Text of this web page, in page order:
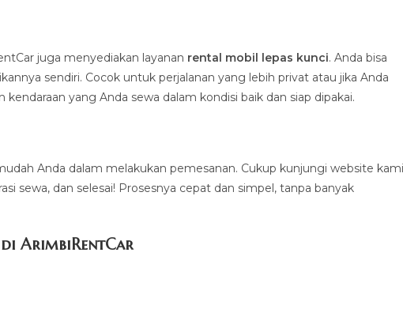
juga menyediakan layanan rental mobil lepas kunci. Anda bisa
sendiri. Cocok untuk perjalanan yang lebih privat atau jika Anda
yang Anda sewa dalam kondisi baik dan siap dipakai.
Anda dalam melakukan pemesanan. Cukup kunjungi website
sewa, dan selesai! Prosesnya cepat dan simpel, tanpa banyak
di ArimbiRentCar